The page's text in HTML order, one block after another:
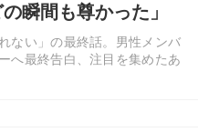
瞬間も尊かった」
ない」の最終話。男性メンバ
へ最終告白、注目を集めたあ